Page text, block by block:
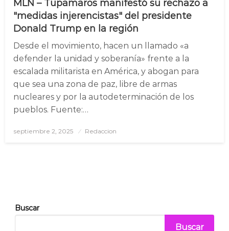
MLN – Tupamaros manifestó su rechazo a
"medidas injerencistas" del presidente
Donald Trump en la región
Desde el movimiento, hacen un llamado «a
defender la unidad y soberanía» frente a la
escalada militarista en América, y abogan para
que sea una zona de paz, libre de armas
nucleares y por la autodeterminación de los
pueblos. Fuente:…
Posted
septiembre 2, 2025 Redaccion
Buscar
Buscar